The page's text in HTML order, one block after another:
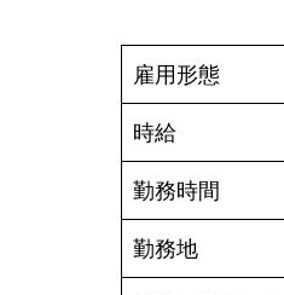
雇用形態
時給
勤務時間
勤務地